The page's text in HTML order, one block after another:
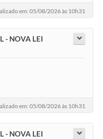
em: 05/08/2026 às 10h31
- NOVA LEI
em: 05/08/2026 às 10h31
- NOVA LEI